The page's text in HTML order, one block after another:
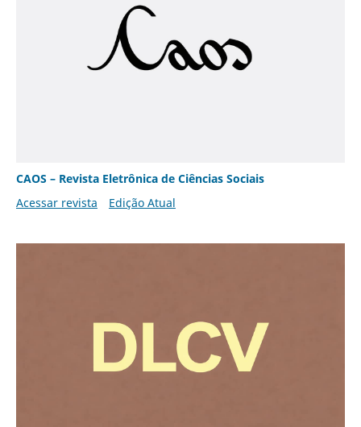
CAOS – Revista Eletrônica de Ciências Sociais
Acessar revista
Edição Atual